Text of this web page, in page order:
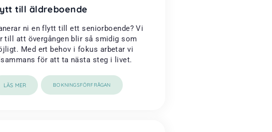
till äldreboende
ni en flytt till ett seniorboende? Vi
till att övergången blir så smidig som
Med ert behov i fokus arbetar vi
för att ta nästa steg i livet.
LÄS MER BOKNINGSFÖRFRÅGAN